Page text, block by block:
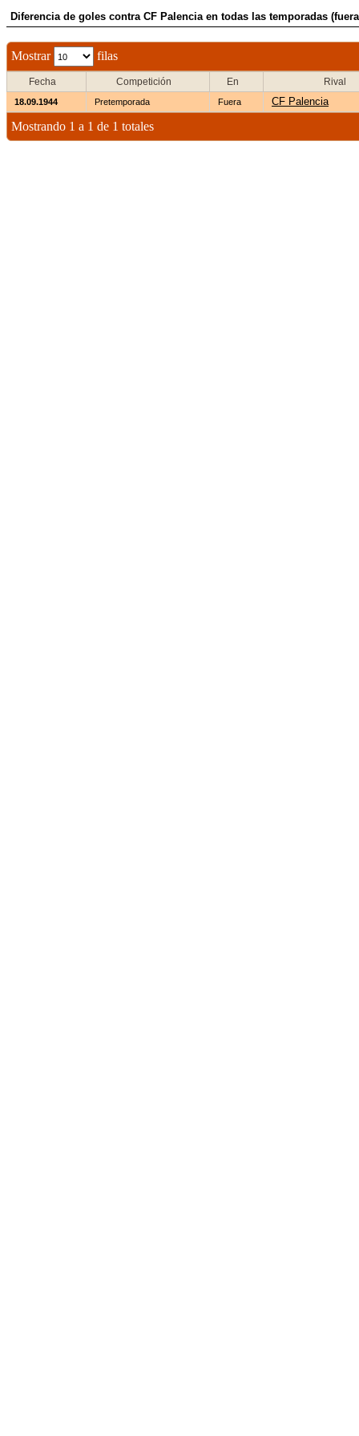
Diferencia de goles contra CF Palencia en todas las temporadas
Mostrar filas
Fecha Competición En Rival
18.09.1944 Pretemporada Fuera CF Palencia
Mostrando 1 a 1 de 1 totales